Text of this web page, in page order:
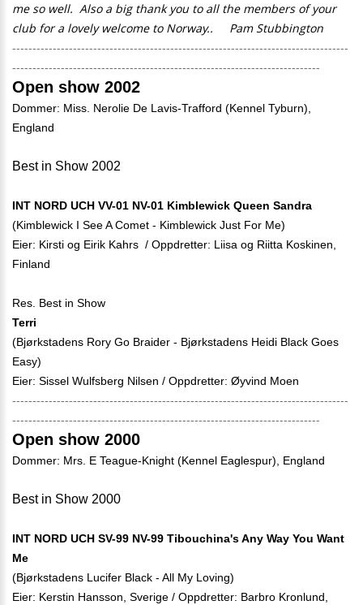
me so well. Also a big thank you to all the members of your
club for a lovely welcome to Norway.. Pam Stubbington
-----------------------------------------------------------------------------------
----------------------------------------------------------------------------
Open show 2002
Dommer: Miss. Nerolie De Lavis-Trafford (Kennel Tyburn),
England
Best in Show 2002
INT NORD UCH VV-01 NV-01 Kimblewick Queen Sandra
(Kimblewick I See A Comet - Kimblewick Just For Me)
Eier: Kirsti og Eirik Kahrs / Oppdretter: Liisa og Riitta Koskinen,
Finland
Res. Best in Show
Terri
(Bjørkstadens Rory Go Braider - Bjørkstadens Heidi Black Goes
Easy)
Eier: Sissel Wulfsberg Nilsen / Oppdretter: Øyvind Moen
-----------------------------------------------------------------------------------
----------------------------------------------------------------------------
Open show 2000
Dommer: Mrs. E Teague-Knight (Kennel Eaglespur), England
Best in Show 2000
INT NORD UCH SV-99 NV-99 Tibouchina's Any Way You Want
Me
(Bjørkstadens Lucifer Black - All My Loving)
Eier: Kerstin Hansson, Sverige / Oppdretter: Barbro Kronlund,